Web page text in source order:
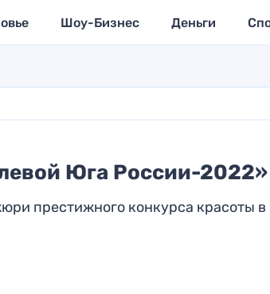
Шоу-Бизнес Деньги
Юга России-2022»
престижного конкурса красоты в